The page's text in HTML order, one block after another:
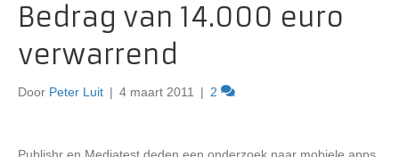
Bedrag van 14.000 euro
verwarrend
Door Peter Luit | 4 maart 2011 | 2